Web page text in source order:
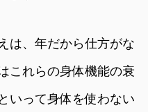
は、年だから仕方がな
これらの身体機能の衰
といって身体を使わない